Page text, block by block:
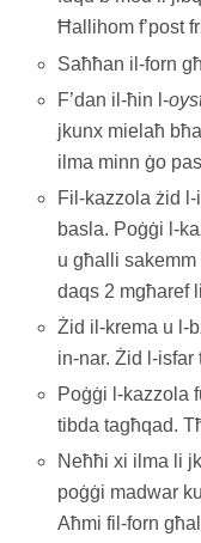
Ħallihom f’post
Saħħan il-forn
F’dan il-ħin l-
jkunx mielaħ
ilma minn ġo
Fil-kazzola żid
basla. Poġġi l-
u għalli
daqs 2 mgħaref
Żid il-krema u l-
in-nar. Żid l-
Poġġi l-kazzola
tibda tagħqad.
Neħħi xi ilma li
poġġi madwar
Aħmi fil-forn